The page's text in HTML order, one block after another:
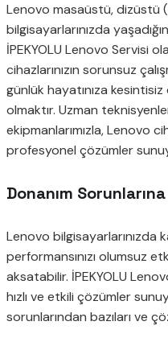
Lenovo masaüstü, dizüstü
bilgisayarlarınızda
İPEKYOLU Lenovo Servisi
cihazlarınızın sorunsuz
günlük hayatınıza
olmaktır. Uzman
ekipmanlarımızla, Lenovo
profesyonel çözümler
Donanım
Lenovo bilgisayarlarınızda
performansınızı olumsuz
aksatabilir. İPEKYOLU
hızlı ve etkili çözümler
sorunlarından bazıları ve